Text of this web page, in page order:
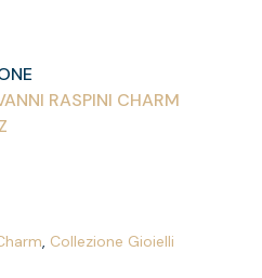
RASPINI CHARM
, Collezione Gioielli